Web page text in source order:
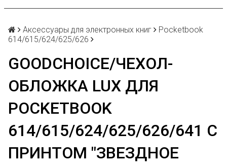
Аксессуары для электронных книг
Pocketbook
614/615/624/625/626
GOODCHOICE/ЧЕХОЛ-
ОБЛОЖКА LUX ДЛЯ
POCKETBOOK
614/615/624/625/626/641 С
ПРИНТОМ "ЗВЕЗДНОЕ